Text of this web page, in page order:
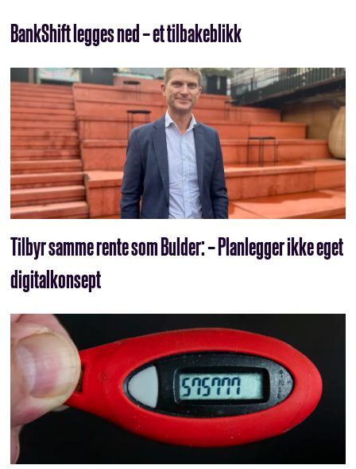
BankShift legges ned – et tilbakeblikk
Tilbyr samme rente som Bulder: – Planlegger ikke eget
digitalkonsept